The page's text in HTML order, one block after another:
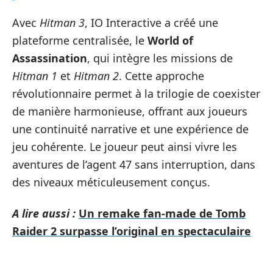
Avec Hitman 3, IO Interactive a créé une
plateforme centralisée, le World of
Assassination, qui intègre les missions de
Hitman 1 et Hitman 2. Cette approche
révolutionnaire permet à la trilogie de coexister
de manière harmonieuse, offrant aux joueurs
une continuité narrative et une expérience de
jeu cohérente. Le joueur peut ainsi vivre les
aventures de l’agent 47 sans interruption, dans
des niveaux méticuleusement conçus.
A lire aussi : Un remake fan-made de Tomb
Raider 2 surpasse l’original en spectaculaire